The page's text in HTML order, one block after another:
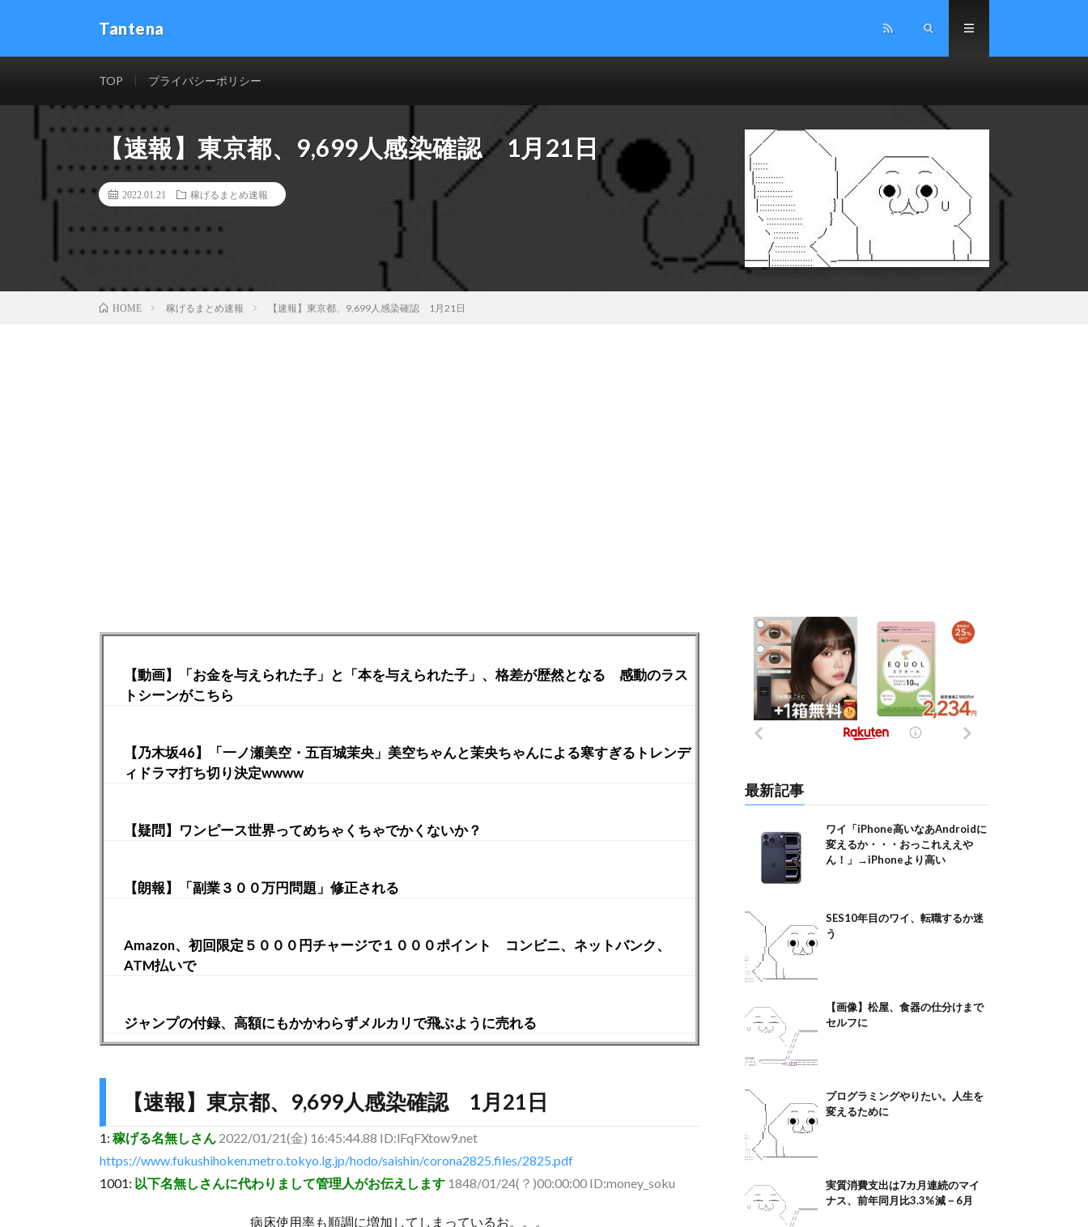
Tantena
TOP プライバシーポリシー
【速報】東京都、9,699人感染確認 1月21日
2022.01.21 稼げるまとめ速報
HOME 稼げるまとめ速報 【速報】東京都、9,699人感染確認 1月21日
【動画】「お金を与えられた子」と「本を与えられた子」、格差が歴然となる 感動のラス
トシーンがこちら
【乃木坂46】「一ノ瀬美空・五百城茉央」美空ちゃんと茉央ちゃんによる寒すぎるトレンデ
ィドラマ打ち切り決定wwww
【疑問】ワンピース世界ってめちゃくちゃでかくないか？
【朗報】「副業３００万円問題」修正される
Amazon、初回限定５０００円チャージで１０００ポイント コンビニ、ネットバンク、
ATM払いで
ジャンプの付録、高額にもかかわらずメルカリで飛ぶように売れる
【速報】東京都、9,699人感染確認 1月21日
1: 稼げる名無しさん 2022/01/21(金) 16:45:44.88 ID:lFqFXtow9.net
https://www.fukushihoken.metro.tokyo.lg.jp/hodo/saishin/corona2825.files/2825.pdf
1001: 以下名無しさんに代わりまして管理人がお伝えします 1848/01/24(？)00:00:00 ID:money_soku
病床使用率も順調に増加してしまっているお。。。
最新記事
ワイ「iPhone高いなあAndroidに
変えるか・・・おっこれええや
ん！」→iPhoneより高い
SES10年目のワイ、転職するか迷
う
【画像】松屋、食器の仕分けまで
セルフに
プログラミングやりたい。人生を
変えるために
実質消費支出は7カ月連続のマイ
ナス、前年同月比3.3%減－6月